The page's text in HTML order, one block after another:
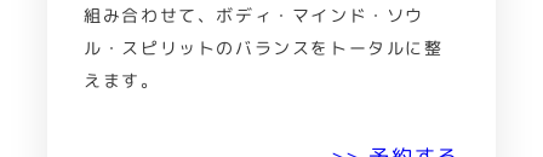
組み合わせて、ボディ・マインド・ソウ
ル・スピリットのバランスをトータルに整
えます。